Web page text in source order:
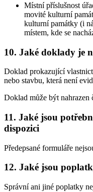
Místní příslušnost
movité kulturní
kulturní památky (i
místem, kde se
10. Jaké doklady je
Doklad prokazující
nebo stavbu, která není
Doklad může být nahrazen
11. Jaké jsou
dispozici
Předepsané formuláře
12. Jaké jsou
Správní ani jiné poplatky